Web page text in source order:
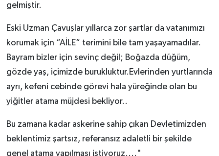
gelmiştir.
Eski Uzman Çavuşlar yıllarca zor şartlar da vatanımızı
korumak için “AİLE“ terimini bile tam yaşayamadılar.
Bayram bizler için sevinç değil; Boğazda düğüm,
gözde yaş, içimizde burukluktur.Evlerinden yurtlarında
ayrı, kefeni cebinde görevi hala yüreğinde olan bu
yiğitler atama müjdesi bekliyor..
Bu zamana kadar askerine sahip çıkan Devletimizden
beklentimiz şartsız, referansız adaletli bir şekilde
genel atama yapılması istiyoruz...."